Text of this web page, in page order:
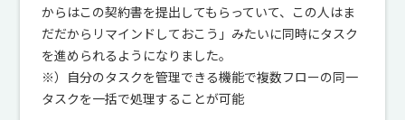
からはこの契約書を提出してもらっていて、この人はま
だだからリマインドしておこう」みたいに同時にタスク
を進められるようになりました。
※）自分のタスクを管理できる機能で複数フローの同一
タスクを一括で処理することが可能